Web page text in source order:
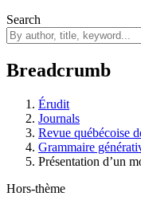
Search
Breadcrumb
Érudit
Journals
Revue québécoise
Grammaire
Présentation d’un
Hors-thème